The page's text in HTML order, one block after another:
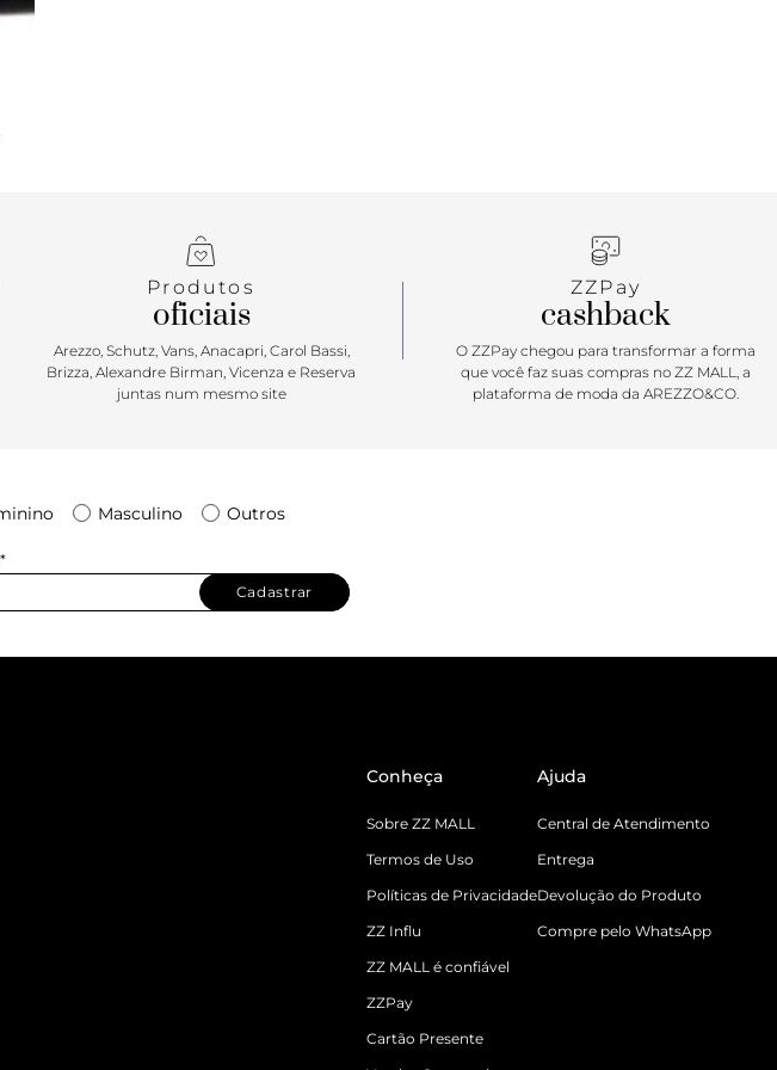
Produtos
oficiais
Arezzo, Schutz, Vans, Anacapri, Carol Bassi,
Brizza, Alexandre Birman, Vicenza e Reserva
juntas num mesmo site
ZZPay
cashback
O ZZPay chegou para transformar a forma
que você faz suas compras no ZZ MALL, a
plataforma de moda da AREZZO&CO.
Masculino Outros
Cadastrar
Conheça
Sobre ZZ MALL
Termos de Uso
Políticas de Privacidade
ZZ Influ
ZZ MALL é confiável
ZZPay
Cartão Presente
Ajuda
Central de Atendimento
Entrega
Devolução do Produto
Compre pelo WhatsApp